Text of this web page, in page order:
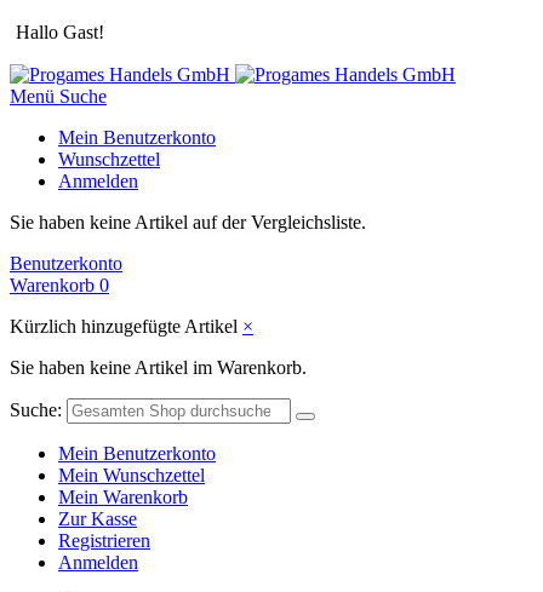
Hallo Gast!
Menü Suche
Mein Benutzerkonto
Wunschzettel
Anmelden
Sie haben keine Artikel auf der Vergleichsliste.
Benutzerkonto
Warenkorb 0
Kürzlich hinzugefügte Artikel ×
Sie haben keine Artikel im Warenkorb.
Suche:
Mein Benutzerkonto
Mein Wunschzettel
Mein Warenkorb
Zur Kasse
Registrieren
Anmelden